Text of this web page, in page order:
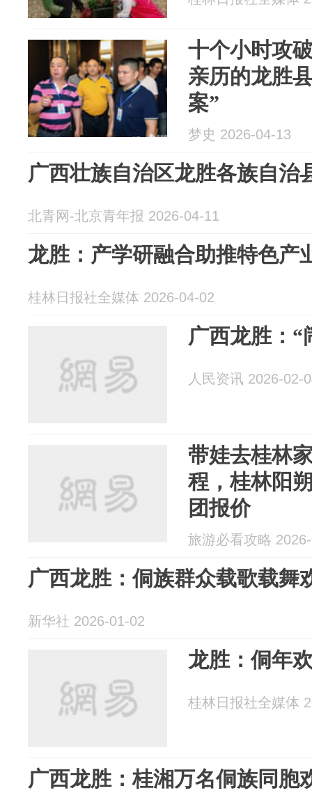
十个小时攻
亲历的龙胜
案”
梦史 2026-04-13
广西壮族自治区龙胜各族自治
北青网-北京青年报 2026-04-11
龙胜：产学研融合助推特色产
桂林日报社全媒体 2026-04-02
广西龙胜：“
人民资讯 2026-02-
带娃去桂林
程，桂林阳
团报价
旅游必看攻略
广西龙胜：侗族群众载歌载舞
新华社 2026-01-02
龙胜：侗年
桂林日报社全媒体
广西龙胜：桂湘万名侗族同胞